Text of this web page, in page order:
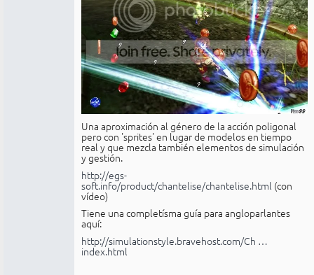
Una aproximación al género de la acción poligonal
pero con 'sprites' en lugar de modelos en tiempo
real y que mezcla también elementos de simulación
y gestión.
http://egs-
soft.info/product/chantelise/chantelise.html (con
vídeo)
Tiene una completísma guía para angloparlantes
aquí:
http://simulationstyle.bravehost.com/Ch …
index.html